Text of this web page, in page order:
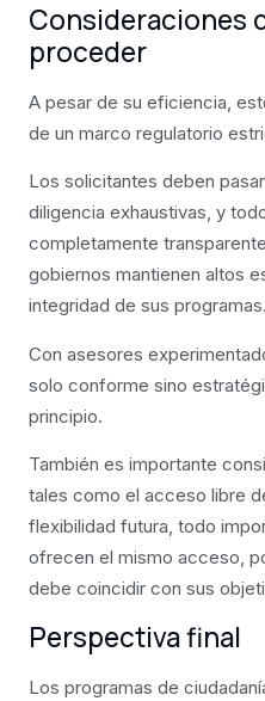
Consideraciones
proceder
A pesar de su eficiencia,
de un marco regulatorio
Los solicitantes deben
diligencia exhaustivas, y
completamente
gobiernos mantienen altos
integridad de sus programas.
Con asesores
solo conforme sino
principio.
También es importante
tales como el acceso libre
flexibilidad futura, todo
ofrecen el mismo acceso,
debe coincidir con sus
Perspectiva final
Los programas de